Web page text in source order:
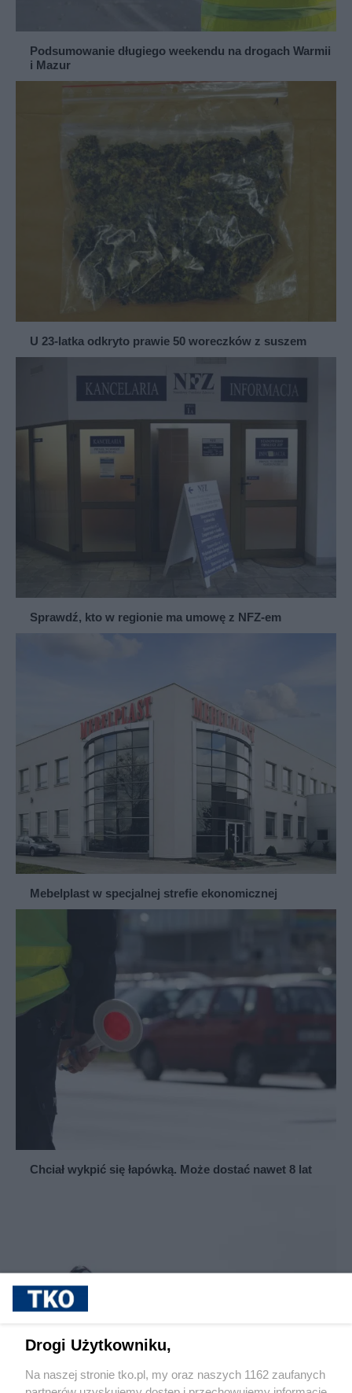
Podsumowanie długiego weekendu na drogach Warmii
i Mazur
U 23-latka odkryto prawie 50 woreczków z suszem
Sprawdź, kto w regionie ma umowę z NFZ-em
Mebelplast w specjalnej strefie ekonomicznej
Chciał wykpić się łapówką. Może dostać nawet 8 lat
Drogi Użytkowniku,
Na naszej stronie tko.pl, my oraz naszych 1162 zaufanych